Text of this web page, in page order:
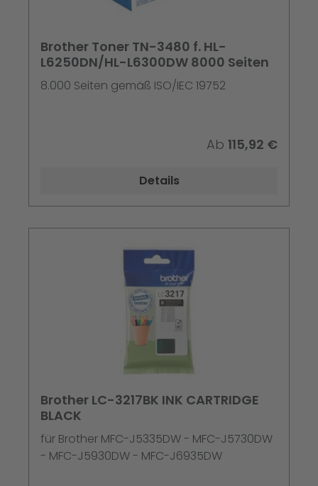
Brother Toner TN-3480 f. HL-
L6250DN/HL-L6300DW 8000 Seiten
8.000 Seiten gemäß ISO/IEC 19752
Ab 115,92 €
Details
Brother LC-3217BK INK CARTRIDGE
BLACK
für Brother MFC-J5335DW - MFC-J5730DW
- MFC-J5930DW - MFC-J6935DW